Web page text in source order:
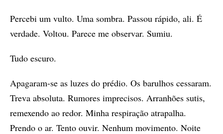
Percebi um vulto. Uma sombra. Passou rápido, ali. É
verdade. Voltou. Parece me observar. Sumiu.
Tudo escuro.
Apagaram-se as luzes do prédio. Os barulhos cessaram.
Treva absoluta. Rumores imprecisos. Arranhões sutis,
remexendo ao redor. Minha respiração atrapalha.
Prendo o ar. Tento ouvir. Nenhum movimento. Noite